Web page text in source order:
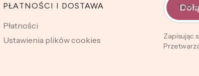
PŁATNOŚCI I DOSTAWA
Płatności
Ustawienia plików cookies
Twój
Zapisując